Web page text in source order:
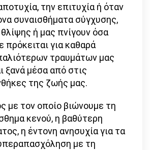
την επιτυχία ή όταν
συναισθήματα σύγχυσης,
ή μας πνίγουν όσα
πρόκειται για καθαρά
τραυμάτων μας
ξανά μέσα από στις
της ζωής μας.
με τον οποίο βιώνουμε τη
κενού, η βαθύτερη
η έντονη ανησυχία για τα
με τη